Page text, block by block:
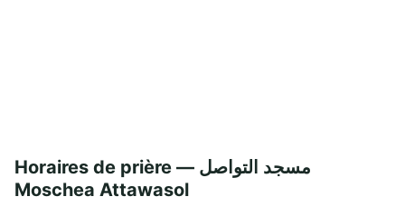
Horaires de prière — مسجد التواصل
Moschea Attawasol